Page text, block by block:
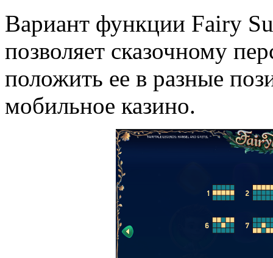
Вариант функции Fairy
позволяет сказочному
положить ее в разные
мобильное казино.